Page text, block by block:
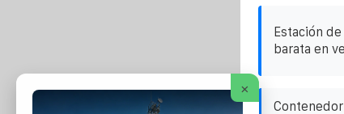
Estación
barata en
×